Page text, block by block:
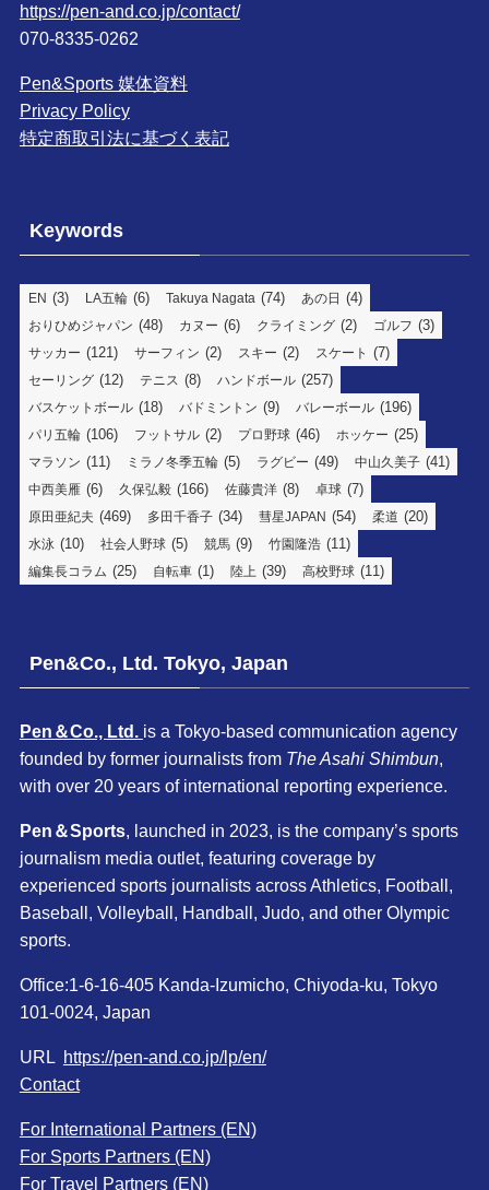
https://pen-and.co.jp/contact/
070-8335-0262
Pen&Sports 媒体資料
Privacy Policy
特定商取引法に基づく表記
Keywords
EN (3) LA五輪 (6) Takuya Nagata (74) あの日 (4)
おりひめジャパン (48) カヌー (6) クライミング (2) ゴルフ (3)
サッカー (121) サーフィン (2) スキー (2) スケート (7)
セーリング (12) テニス (8) ハンドボール (257)
バスケットボール (18) バドミントン (9) バレーボール (196)
パリ五輪 (106) フットサル (2) プロ野球 (46) ホッケー (25)
マラソン (11) ミラノ冬季五輪 (5) ラグビー (49) 中山久美子 (41)
中西美雁 (6) 久保弘毅 (166) 佐藤貴洋 (8) 卓球 (7)
原田亜紀夫 (469) 多田千香子 (34) 彗星JAPAN (54) 柔道 (20)
水泳 (10) 社会人野球 (5) 競馬 (9) 竹園隆浩 (11)
編集長コラム (25) 自転車 (1) 陸上 (39) 高校野球 (11)
Pen&Co., Ltd. Tokyo, Japan
Pen＆Co., Ltd. is a Tokyo-based communication agency
founded by former journalists from The Asahi Shimbun,
with over 20 years of international reporting experience.
Pen＆Sports, launched in 2023, is the company’s sports
journalism media outlet, featuring coverage by
experienced sports journalists across Athletics, Football,
Baseball, Volleyball, Handball, Judo, and other Olympic
sports.
Office:1-6-16-405 Kanda-Izumicho, Chiyoda-ku, Tokyo
101-0024, Japan
URL https://pen-and.co.jp/lp/en/
Contact
For International Partners (EN)
For Sports Partners (EN)
For Travel Partners (EN)